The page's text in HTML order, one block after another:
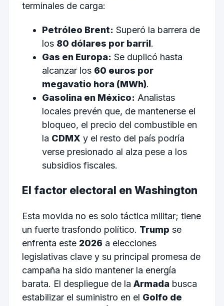
terminales de carga:
Petróleo Brent: Superó la barrera de
los 80 dólares por barril.
Gas en Europa: Se duplicó hasta
alcanzar los 60 euros por
megavatio hora (MWh).
Gasolina en México: Analistas
locales prevén que, de mantenerse el
bloqueo, el precio del combustible en
la CDMX y el resto del país podría
verse presionado al alza pese a los
subsidios fiscales.
El factor electoral en Washington
Esta movida no es solo táctica militar; tiene
un fuerte trasfondo político. Trump se
enfrenta este 2026 a elecciones
legislativas clave y su principal promesa de
campaña ha sido mantener la energía
barata. El despliegue de la Armadabusca
estabilizar el suministro en el Golfo de